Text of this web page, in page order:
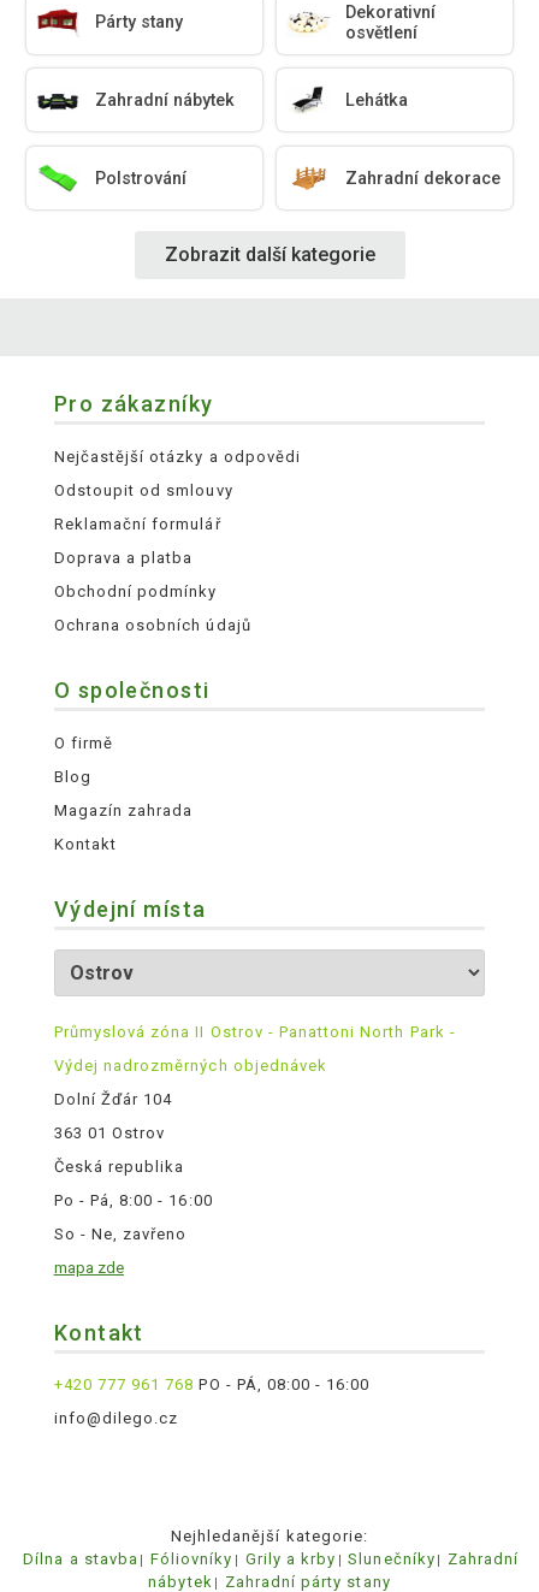
Párty stany
Dekorativní
osvětlení
Zahradní nábytek Lehátka
Polstrování Zahradní dekorace
Zobrazit další kategorie
Pro zákazníky
Nejčastější otázky a odpovědi
Odstoupit od smlouvy
Reklamační formulář
Doprava a platba
Obchodní podmínky
Ochrana osobních údajů
O společnosti
O firmě
Blog
Magazín zahrada
Kontakt
Výdejní místa
Průmyslová zóna II Ostrov - Panattoni North Park -
Výdej nadrozměrných objednávek
Dolní Žďár 104
363 01 Ostrov
Česká republika
Po - Pá, 8:00 - 16:00
So - Ne, zavřeno
mapa zde
Kontakt
+420 777 961 768 PO - PÁ, 08:00 - 16:00
info@dilego.cz
Nejhledanější kategorie:
Dílna a stavba
Fóliovníky Grily a krby Slunečníky
Zahradní
nábytek
Zahradní párty stany